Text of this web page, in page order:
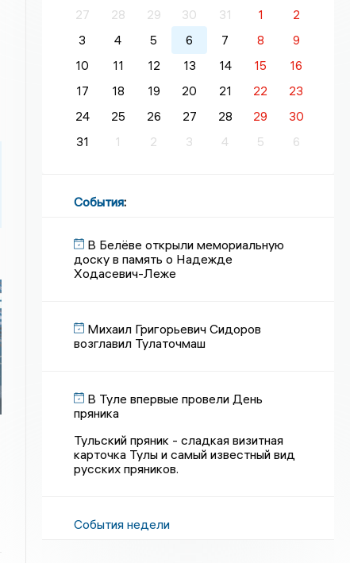
27
28 29 30 31 1
2
3
4 5 6 7 8
9
10
11 12 13 14 15
16
17
18 19 20 21 22
23
24
25 26 27 28 29
30
31
1 2 3 4 5 6
События:
В Белёве открыли мемориальную
доску в память о Надежде
Ходасевич-Леже
Михаил Григорьевич Сидоров
возглавил Тулаточмаш
В Туле впервые провели День
пряника
Тульский пряник - сладкая визитная
карточка Тулы и самый известный вид
русских пряников.
События недели